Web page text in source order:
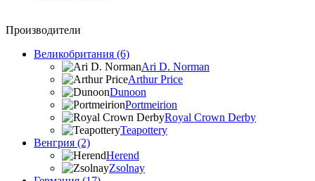
Производители
Великобритания (6)
Ari D. Norman
Arthur Price
Dunoon
Portmeirion
Royal Crown Derby
Teapottery
Венгрия (2)
Herend
Zsolnay